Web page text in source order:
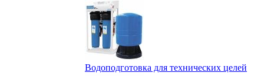
Водоподготовка для технических целей